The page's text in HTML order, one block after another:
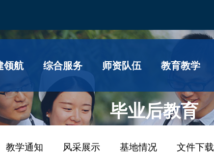
领航 综合服务 师资队伍 教育教学
毕业后教育
教学通知 风采展示 基地情况 文件下载